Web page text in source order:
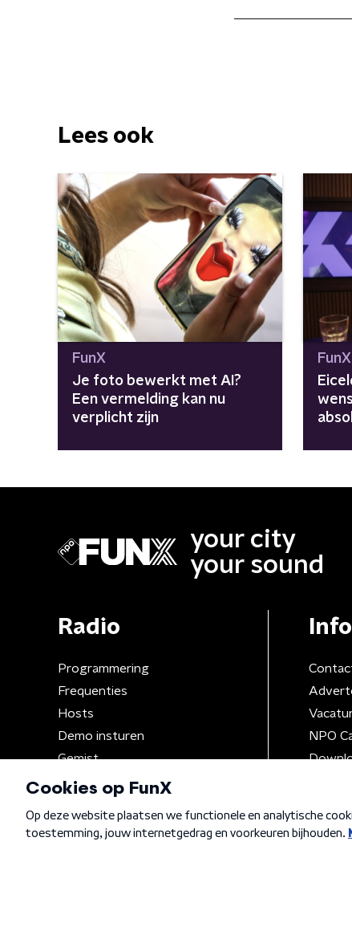
Lees ook
FunX
Je foto bewerkt met AI?
Een vermelding kan nu
verplicht zijn
FunX
your city
your sound
Radio
Programmering
Frequenties
Hosts
Demo insturen
Gemist
Info
NPO
Algemene voorwaarden Privacybeleid